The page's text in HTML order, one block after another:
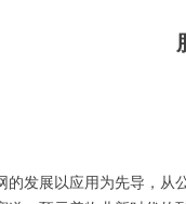
的发展以应用为先导，从